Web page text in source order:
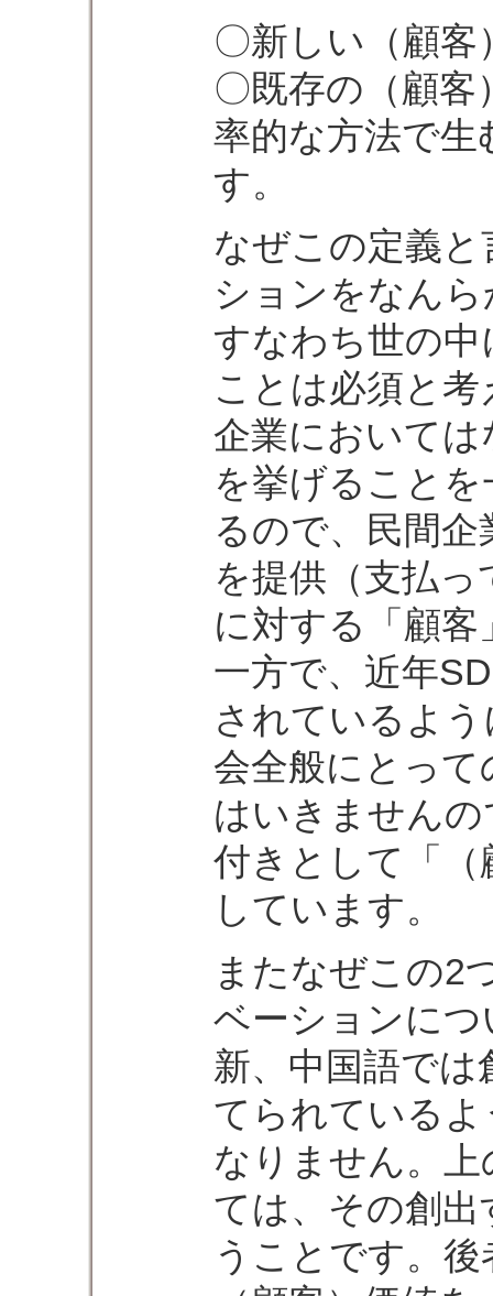
〇新しい（顧客
〇既存の（顧
率的な方法で生
す。
なぜこの定義
ションをなん
すなわち世の
ことは必須と
企業において
を挙げること
るので、民間
を提供（支払
に対する「顧
一方で、近年
されているよ
会全般にとっ
はいきません
付きとして「（
しています。
またなぜこの2
ベーションに
新、中国語で
てられている
なりません。
ては、その創
うことです。